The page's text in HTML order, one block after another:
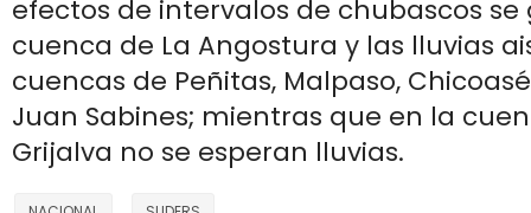
efectos de intervalos de chubascos
cuenca de La Angostura y las lluvias
cuencas de Peñitas, Malpaso,
Juan Sabines; mientras que en la
Grijalva no se esperan lluvias.